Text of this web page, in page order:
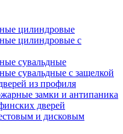
цилиндровые
цилиндровые с
сувальдные
сувальдные с защелкой
из профиля
замки и антипаника
дверей
и дисковым